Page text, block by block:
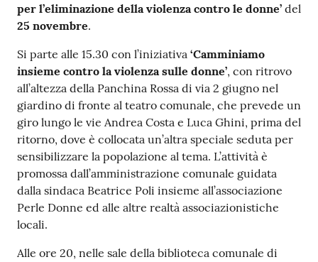
per l’eliminazione della violenza contro le donne’ del
25 novembre.
Si parte alle 15.30 con l’iniziativa ‘Camminiamo
insieme contro la violenza sulle donne’, con ritrovo
all’altezza della Panchina Rossa di via 2 giugno nel
giardino di fronte al teatro comunale, che prevede un
giro lungo le vie Andrea Costa e Luca Ghini, prima del
ritorno, dove è collocata un’altra speciale seduta per
sensibilizzare la popolazione al tema. L’attività è
promossa dall’amministrazione comunale guidata
dalla sindaca Beatrice Poli insieme all’associazione
Perle Donne ed alle altre realtà associazionistiche
locali.
Alle ore 20, nelle sale della biblioteca comunale di